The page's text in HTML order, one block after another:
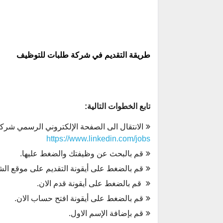
طريقة التقديم في شركة طلبات للتوظيف
تابع الخطوات التالية:
الانتقال الى الصفحة الإلكتروني الرسمي
https://www.linkedin.com/jobs
قم بالبحث عن وظيفتك والضغط عليها.
قم بالضغط على أيقونة التقديم على موقع
قم بالضغط على أيقونة قدم الان.
قم بالضغط على أيقونة افتح حساب الان.
قم بإضافة الإسم الاول.